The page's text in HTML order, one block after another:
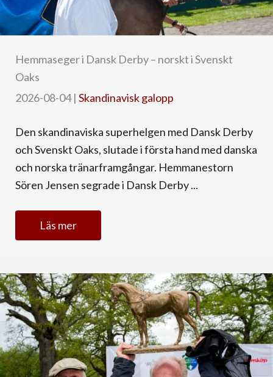
Hemmaseger i Dansk Derby – norskt i Svenskt
Oaks
2026-08-04| Skandinavisk galopp
Den skandinaviska superhelgen med Dansk Derby
och Svenskt Oaks, slutade i första hand med danska
och norska tränarframgångar. Hemmanestorn
Sören Jensen segrade i Dansk Derby ...
Läs mer